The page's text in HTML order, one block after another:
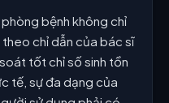
bệnh không chỉ
chỉ dẫn của bác sĩ
tốt chỉ số sinh tồn
tế, sự đa dạng của